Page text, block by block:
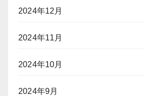
2024年12月
2024年11月
2024年10月
2024年9月